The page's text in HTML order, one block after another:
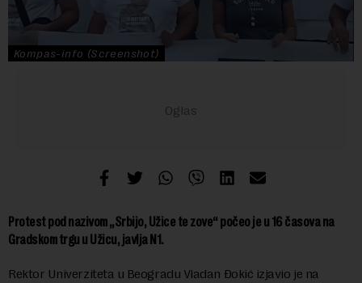
Kompas-info (Screenshot)
Protest pod nazivom „Srbijo, Užice te zove“ počeo je u 16 časova na
Gradskom trgu u Užicu, javlja N1.
Rektor Univerziteta u Beogradu Vladan Đokić izjavio je na